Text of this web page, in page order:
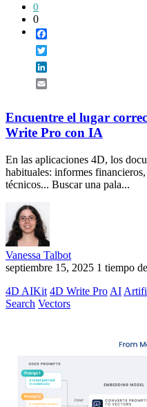
0
0
Encuentre el lugar
Write Pro con IA
En las aplicaciones 4D, los
habituales: informes
técnicos... Buscar una pala...
Vanessa Talbot
septiembre 15, 2025 1 tiempo
4D AIKit 4D Write Pro AI
Search Vectors